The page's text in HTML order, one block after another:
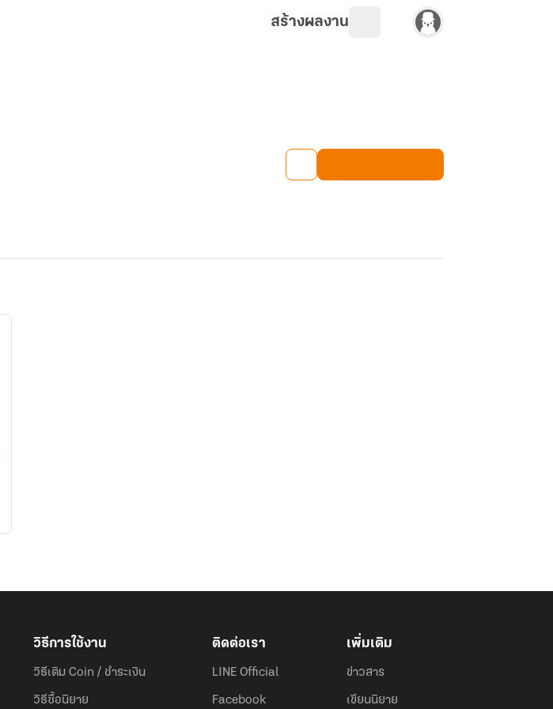
สร้างผลงาน
วิธีการใช้งาน
วิธีเติม Coin / ชำระเงิน
วิธีซื้อนิยาย
ติดต่อเรา
LINE Official
Facebook
เพิ่มเติม
ข่าวสาร
เขียนนิยาย